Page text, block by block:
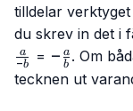
tilldelar
du skrev in det i
−b
a = -
\frac{a}
− b
a . Om
tecknen ut